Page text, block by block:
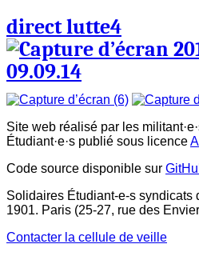
direct lutte4
Site web réalisé par les
Étudiant·e·s publié sous licence
Code source disponible sur
Solidaires Étudiant-e-s syndicats
1901. Paris (25-27, rue des
Contacter la cellule de veille